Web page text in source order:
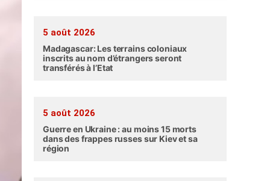
5 août 2026
Madagascar: Les terrains coloniaux
inscrits au nom d’étrangers seront
transférés à l’Etat
5 août 2026
Guerre en Ukraine : au moins 15 morts
dans des frappes russes sur Kiev et sa
région